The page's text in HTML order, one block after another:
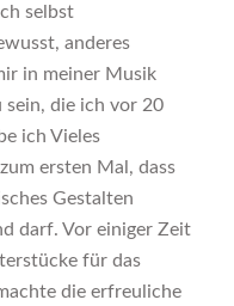
selbst
anderes
in meiner Musik
sein, die ich vor 20
ich Vieles
ersten Mal, dass
Gestalten
darf. Vor einiger Zeit
für das
die erfreuliche